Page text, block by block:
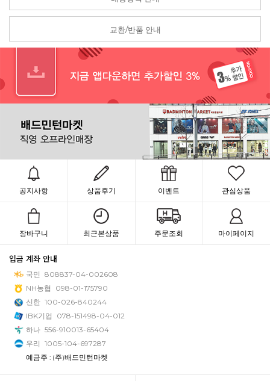
교환/반품 안내
공지사항 상품후기 이벤트 관심상품
장바구니 최근본상품 주문조회 마이페이지
입금 계좌 안내
국민 808837-04-002608
NH농협
098-01-175790
신한 100-026-840244
IBK기업
078-151498-04-012
하나 556-910013-65404
우리 1005-104-697287
예금주 : (주)배드민턴마켓